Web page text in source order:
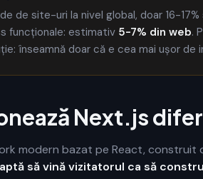
de site-uri la nivel global, doar 16-
funcționale: estimativ 5-7% din web.
înseamnă doar că e cea mai ușor de
Next.js
modern bazat pe React,
să vină vizitatorul ca să